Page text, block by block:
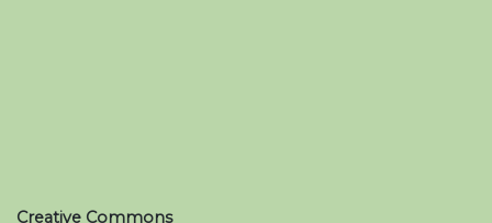
Creative Commons